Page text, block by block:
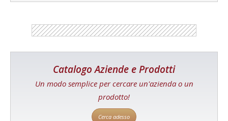
Catalogo Aziende e Prodotti
Un modo semplice per cercare un'azienda o un
prodotto!
Cerca adesso